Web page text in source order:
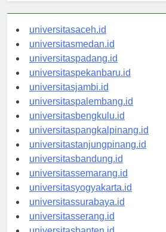
universitasaceh.id
universitasmedan.id
universitaspadang.id
universitaspekanbaru.id
universitasjambi.id
universitaspalembang.id
universitasbengkulu.id
universitaspangkalpinang.id
universitastanjungpinang.id
universitasbandung.id
universitassemarang.id
universitasyogyakarta.id
universitassurabaya.id
universitasserang.id